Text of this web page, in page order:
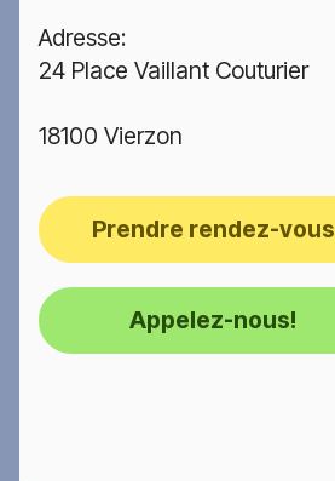
Adresse:
24 Place Vaillant Couturier
18100 Vierzon
Prendre rendez-vous
Appelez-nous!